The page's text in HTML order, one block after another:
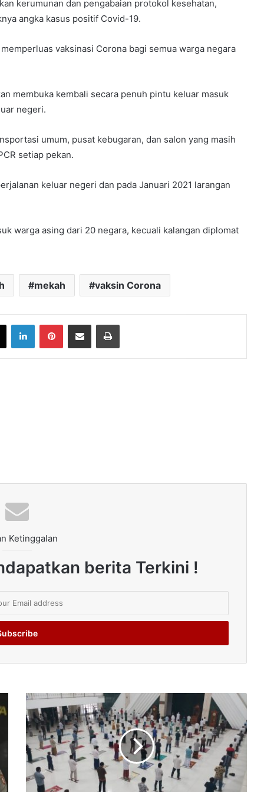
kerumunan dan pengabaian protokol kesehatan,
angka kasus positif Covid-19.
vaksinasi Corona bagi semua warga negara
membuka kembali secara penuh pintu keluar masuk
negeri.
umum, pusat kebugaran, dan salon yang masih
setiap pekan.
keluar negeri dan pada Januari 2021 larangan
warga asing dari 20 negara, kecuali kalangan diplomat
mekah vaksin Corona
X LinkedInPinterestShare via Email Print
Ketinggalan
berita Terkini !